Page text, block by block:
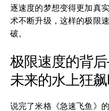
逐速度的梦想变得更加真
术不断升级，这样的极限
破。
极限速度的背
未来的水上狂
说完了米格《急速飞鱼》